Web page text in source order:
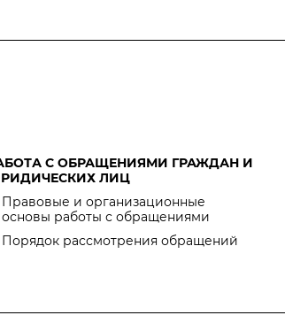
С ОБРАЩЕНИЯМИ ГРАЖДАН И
ЛИЦ
Правовые и организационные
основы работы с обращениями
Порядок рассмотрения обращений